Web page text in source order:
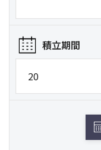
積立期間